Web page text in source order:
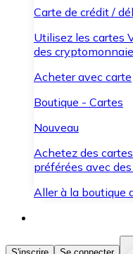
Carte de crédit /
Utilisez les cartes
des
Acheter avec carte
Boutique - Cartes
Nouveau
Achetez des
préférées avec
Aller à la boutique